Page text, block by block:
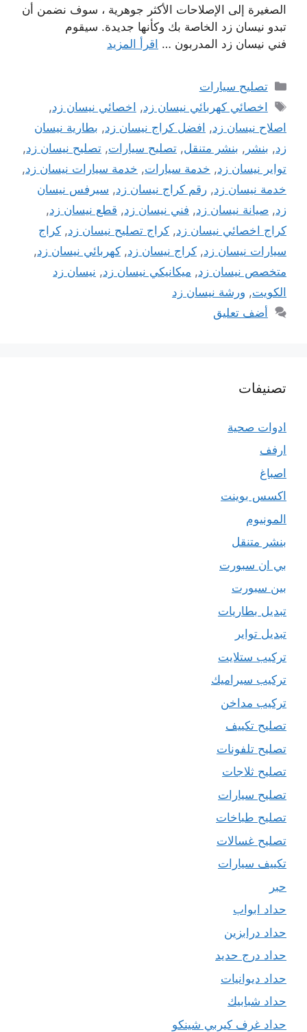
الصغيرة إلى الإصلاحات الأكثر جوهرية ، سوف نضمن أن
تبدو نيسان زد الخاصة بك وكأنها جديدة. سيقوم
فني نيسان زد المدربون … اقرأ المزيد
التصنيفات
تصليح سيارات
الوسوم
اخصائي كهربائي نيسان زد, اخصائي نيسان زد,
اصلاح نيسان زد, افضل كراج نيسان زد, بطارية نيسان
زد, بنشر , بنشر متنقل, تصليح سيارات, تصليح نيسان زد,
تواير نيسان زد, خدمة سيارات, خدمة سيارات نيسان زد,
خدمة نيسان زد, رقم كراج نيسان زد, سيرفس نيسان
زد, صيانة نيسان زد, فني نيسان زد, قطع نيسان زد,
كراج اخصائي نيسان زد, كراج تصليح نيسان زد, كراج
سيارات نيسان زد, كراج نيسان زد, كهربائي نيسان زد,
متخصص نيسان زد, ميكانيكي نيسان زد, نيسان زد
الكويت, ورشة نيسان زد
أضف تعليق
تصنيفات
ادوات صحية
ارفف
اصباغ
اكسس بوينت
المونيوم
بنشر متنقل
بي ان سبورت
بين سبورت
تبديل بطاريات
تبديل تواير
تركيب ستلايت
تركيب سيراميك
تركيب مداخن
تصليح تكييف
تصليح تلفونات
تصليح ثلاجات
تصليح سيارات
تصليح طباخات
تصليح غسالات
تكييف سيارات
حبر
حداد ابواب
حداد درابزين
حداد درج حديد
حداد ديوانيات
حداد شبابيك
حداد غرف كيربي شينكو